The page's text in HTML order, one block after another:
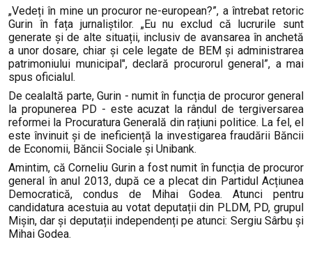
„Vedeți în mine un procuror ne-european?”, a întrebat retoric
Gurin în fața jurnaliștilor. „Eu nu exclud că lucrurile sunt
generate și de alte situații, inclusiv de avansarea în anchetă
a unor dosare, chiar și cele legate de BEM și administrarea
patrimoniului municipal", declară procurorul general”, a mai
spus oficialul.
De cealaltă parte, Gurin - numit în funcția de procuror general
la propunerea PD - este acuzat la rândul de tergiversarea
reformei la Procuratura Generală din rațiuni politice. La fel, el
este învinuit și de ineficiență la investigarea fraudării Băncii
de Economii, Băncii Sociale și Unibank.
Amintim, că Corneliu Gurin a fost numit în funcția de procuror
general în anul 2013, după ce a plecat din Partidul Acțiunea
Democratică, condus de Mihai Godea. Atunci pentru
candidatura acestuia au votat deputații din PLDM, PD, grupul
Mișin, dar și deputații independenți pe atunci: Sergiu Sârbu și
Mihai Godea.